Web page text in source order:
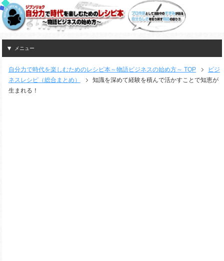
メニュー
自分力で時代を楽しむためのレシピ本～物語ビジネスの始め方～ TOP
ビジ
ネスレシピ（総合まとめ）
知識を深めて経験を積んで活かすことで知恵が
生まれる！